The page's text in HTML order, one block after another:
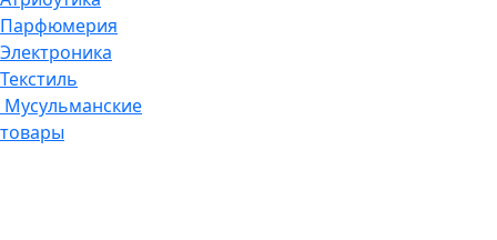
Парфюмерия
Электроника
Текстиль
Мусульманские
товары